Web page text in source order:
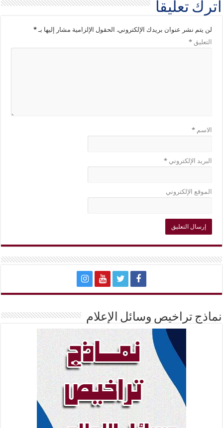
اترك تعليقاً
لن يتم نشر عنوان بريدك الإلكتروني. الحقول الإلزامية مشار إليها بـ*
التعليق*
الاسم*
البريد الإلكتروني*
الموقع الإلكتروني
نماذج تراخيص وسائل الإعلام